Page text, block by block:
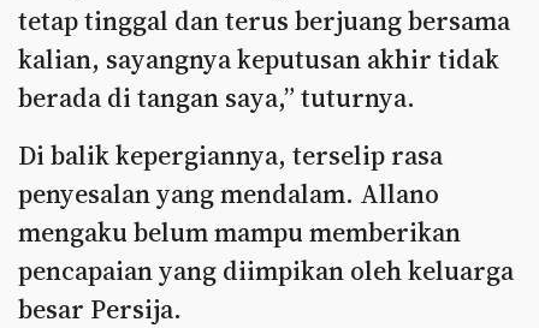
tetap tinggal dan terus berjuang bersama
kalian, sayangnya keputusan akhir tidak
berada di tangan saya,” tuturnya.
Di balik kepergiannya, terselip rasa
penyesalan yang mendalam. Allano
mengaku belum mampu memberikan
pencapaian yang diimpikan oleh keluarga
besar Persija.